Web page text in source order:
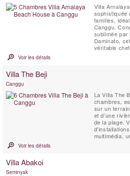
Villa
sophistiquée
familles,
Canggu.
sublimée par
Daminato,
véritable
une équipe
souhait de
doubles,
Voir les détails
Villa The Beji
Canggu
La Villa The
chambres,
sur un
et d’une
de la plage.
multimédia,
zones peu
enfants, un
football, un
Voir les détails
Villa Abakoi
Seminyak